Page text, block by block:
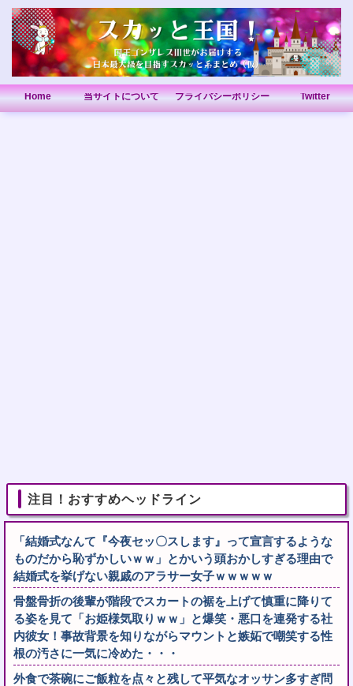
Home 当サイトについて プライバシーポリシー Twitter
注目！おすすめヘッドライン
「結婚式なんて『今夜セッ〇スします』って宣言するような
ものだから恥ずかしいｗｗ」とかいう頭おかしすぎる理由で
結婚式を挙げない親戚のアラサー女子ｗｗｗｗｗ
骨盤骨折の後輩が階段でスカートの裾を上げて慎重に降りて
る姿を見て「お姫様気取りｗｗ」と爆笑・悪口を連発する社
内彼女！事故背景を知りながらマウントと嫉妬で嘲笑する性
根の汚さに一気に冷めた・・・
外食で茶碗にご飯粒を点々と残して平気なオッサン多すぎ問